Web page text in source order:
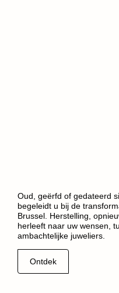
Oud, geërfd of gedateerd
begeleidt u bij de
Brussel. Herstelling,
herleeft naar uw wensen,
ambachtelijke juweliers.
Ontdek